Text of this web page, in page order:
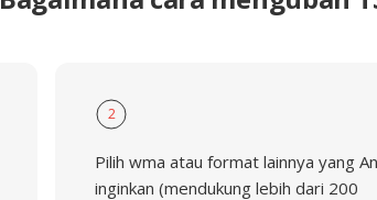
2
Pilih wma atau format lainnya yang
inginkan (mendukung lebih dari 200